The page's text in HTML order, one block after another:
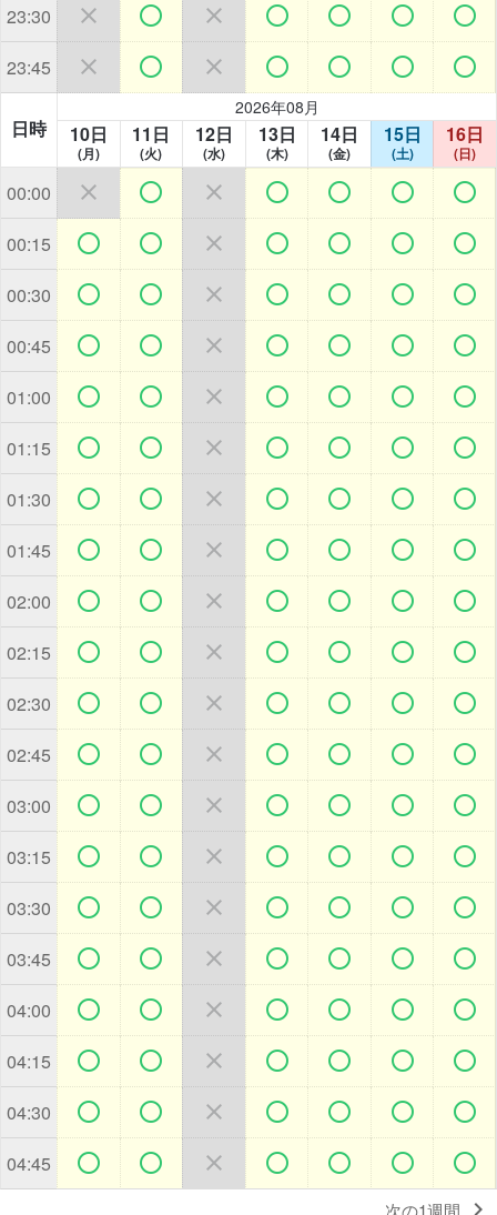
23:30       
23:45       
日時
2026年08月
10日
(月)
11日
(火)
12日
(水)
13日
(木)
14日
(金)
15日
(土)
16日
(日)
00:00       
00:15       
00:30       
00:45       
01:00       
01:15       
01:30       
01:45       
02:00       
02:15       
02:30       
02:45       
03:00       
03:15       
03:30       
03:45       
04:00       
04:15       
04:30       
04:45       
次の1週間 